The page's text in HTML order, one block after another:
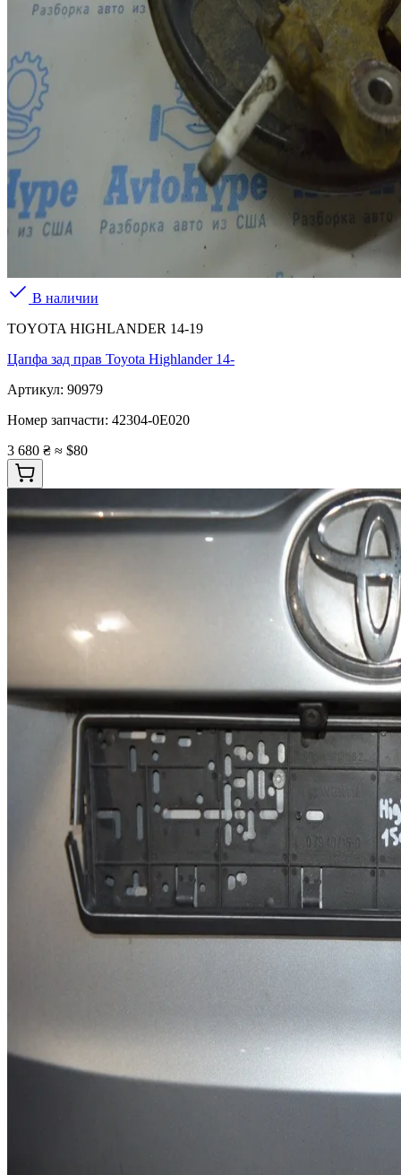
В наличии
TOYOTA HIGHLANDER 14-19
Цапфа зад прав Toyota Highlander 14-
Артикул: 90979
Номер запчасти: 42304-0E020
3 680 ₴ ≈ $80